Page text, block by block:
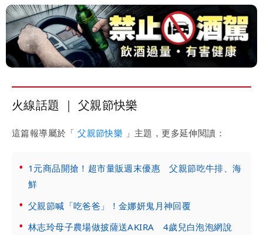
火線話題 ｜ 父親節快樂
這篇報導屬於「父親節快樂 」主題，更多延伸閱讀：
1元商品開搶！超市量販週末優惠 父親節吃牛排、海
鮮
父親節喊「吃爸爸」！金娜妍鬼月神回覆
林志玲母子農場做披薩送AKIRA 4歲兒白泡泡網說